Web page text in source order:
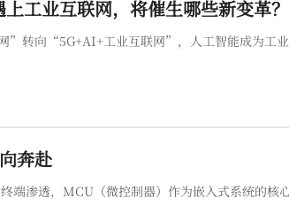
工业互联网，将催生哪些新变革？
”转向“5G+AI+工业互联网”，人工智能成为工业
奔赴
端渗透，MCU（微控制器）作为嵌入式系统的核